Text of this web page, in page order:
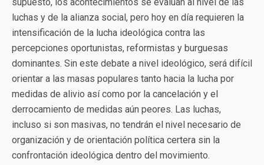
luchas y de la alianza social, pero hoy en día requieren la
intensificación de la lucha ideológica contra las
percepciones oportunistas, reformistas y burguesas
dominantes. Sin este debate a nivel ideológico, será difícil
orientar a las masas populares tanto hacia la lucha por
medidas de alivio así como por la cancelación y el
derrocamiento de medidas aún peores. Las luchas,
incluso si son masivas, no tendrán el nivel necesario de
organización y de orientación política certera sin la
confrontación ideológica dentro del movimiento.